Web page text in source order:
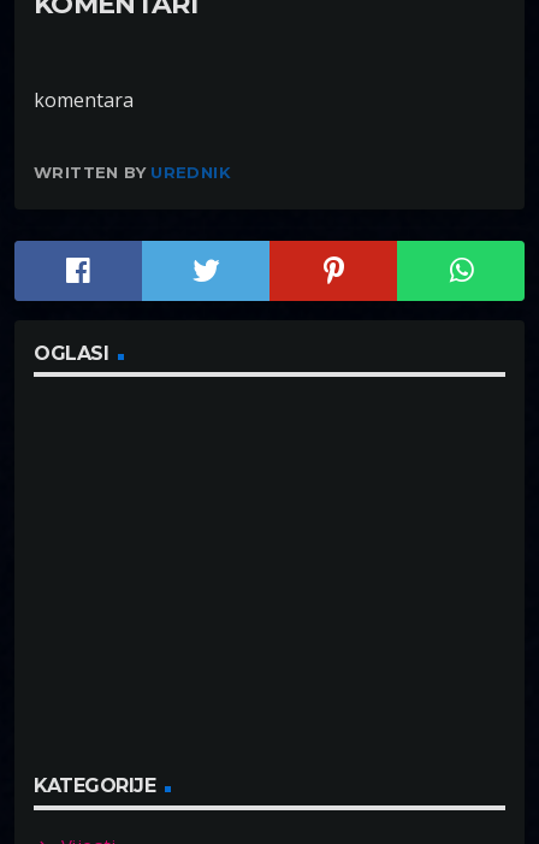
komentara
WRITTEN BY UREDNIK
OGLASI
KATEGORIJE